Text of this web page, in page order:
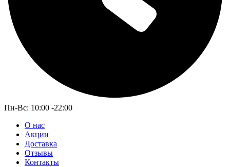
Пн-Вс: 10:00 -22:00
О нас
Акции
Доставка
Отзывы
Контакты